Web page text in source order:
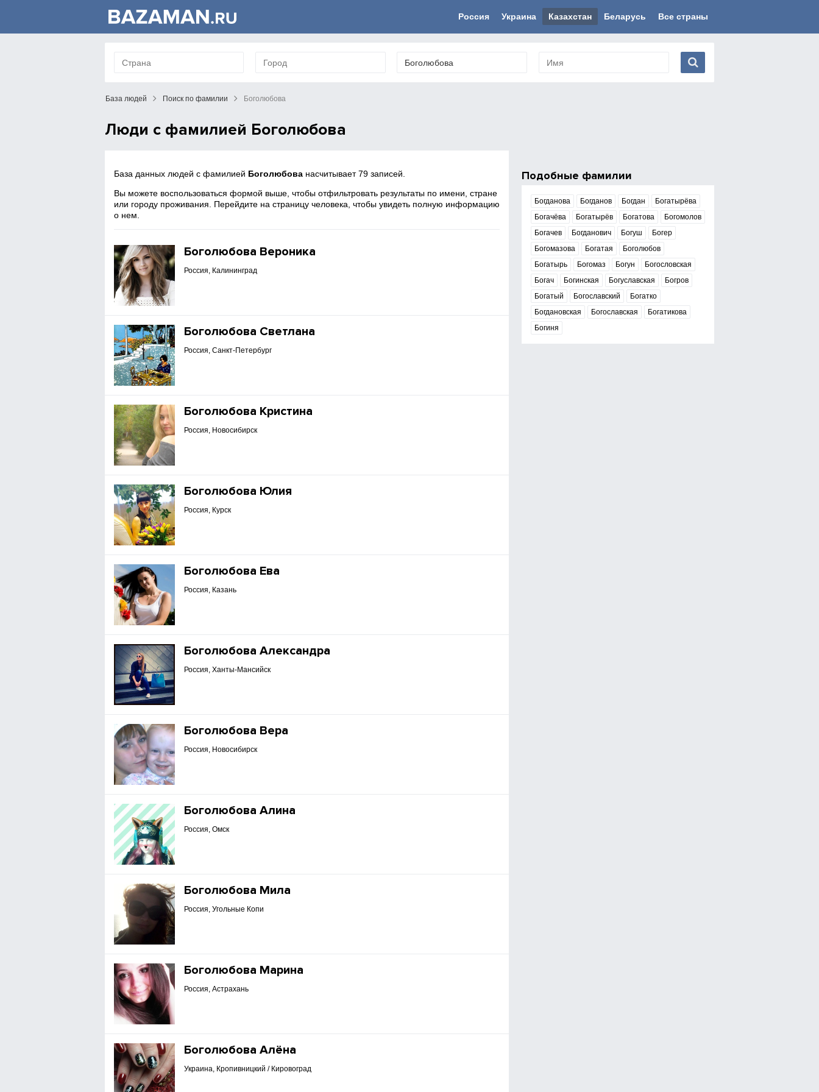
Россия Украина Казахстан Беларусь Все страны
База людей Поиск по фамилии Боголюбова
Люди с фамилией Боголюбова
База данных людей с фамилией Боголюбова насчитывает 79 записей.
Вы можете воспользоваться формой выше, чтобы отфильтровать результаты по имени, стране
или городу проживания. Перейдите на страницу человека, чтобы увидеть полную информацию
о нем.
Боголюбова Вероника
Россия, Калининград
Боголюбова Светлана
Россия, Санкт-Петербург
Боголюбова Кристина
Россия, Новосибирск
Боголюбова Юлия
Россия, Курск
Боголюбова Ева
Россия, Казань
Боголюбова Александра
Россия, Ханты-Мансийск
Боголюбова Вера
Россия, Новосибирск
Боголюбова Алина
Россия, Омск
Боголюбова Мила
Россия, Угольные Копи
Боголюбова Марина
Россия, Астрахань
Боголюбова Алёна
Украина, Кропивницкий / Кировоград
Подобные фамилии
Богданова Богданов Богдан
Богатырёва
Богачёва
Богатырёв Богатова
Богомолов
Богачев
Богданович Богуш
Богер
Богомазова
Богатая
Боголюбов
Богатырь
Богомаз Богун
Богословская
Богач
Богинская Богуславская
Богров
Богатый
Богославский
Богатко
Богдановская
Богославская
Богатикова
Богиня